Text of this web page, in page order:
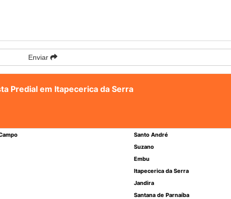
Enviar
Predial em Itapecerica da Serra
Santo André
Suzano
Embu
Itapecerica da Serra
Jandira
Santana de Parnaíba